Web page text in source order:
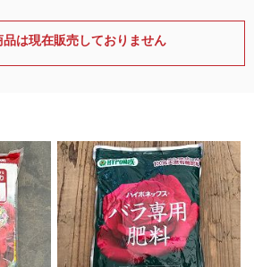
品は現在販売しておりません